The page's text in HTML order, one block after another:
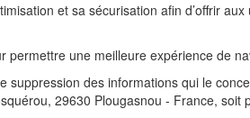
et sa sécurisation afin d’offrir
une meilleure expérience de
suppression des informations qui le
29630 Plougasnou - France, soit